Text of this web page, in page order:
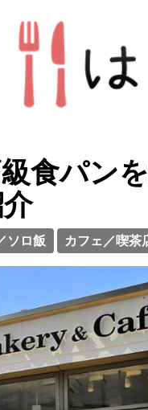
食パン
ソロ飯 カフェ／喫茶